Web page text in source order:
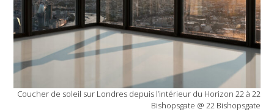
Coucher de soleil sur Londres depuis l’intérieur du Horizon 22 à 22
Bishopsgate @ 22 Bishopsgate